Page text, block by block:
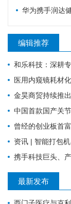
华为携手润达
编辑推荐
和乐科技：深耕专科
医用内窥镜耗材化趋势已至
金昊商贸持续推出
中国首款国产关
曾经的创业板首
资讯 | 智能打包机器
携手科技巨头、产业龙头
最新发布